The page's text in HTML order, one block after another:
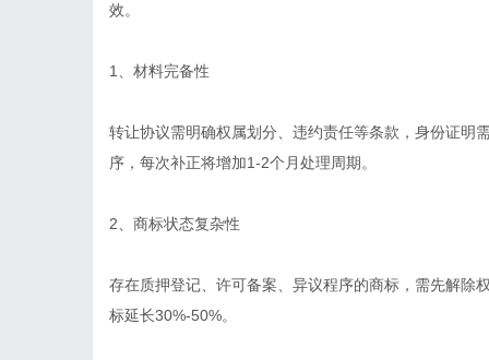
效。
1、材料完备性
转让协议需明确权属划分、违约责任等条款，身份证明
序，每次补正将增加1-2个月处理周期。
2、商标状态复杂性
存在质押登记、许可备案、异议程序的商标，需先解除
标延长30%-50%。